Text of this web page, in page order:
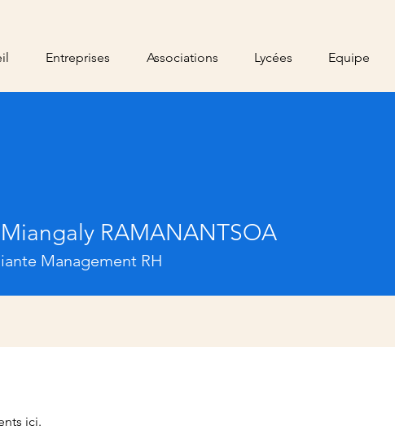
Entreprises Associations Lycées Equipe
RAMANANTSOA
Management RH
ici.